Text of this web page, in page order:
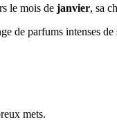
le mois de janvier, sa
de parfums intenses de
mets.